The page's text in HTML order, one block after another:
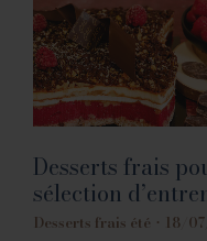
Desserts frais
sélection
Desserts frais été 18/